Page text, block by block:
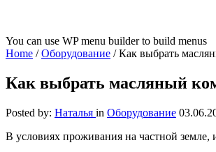
You can use WP menu builder to build menus
Home /Оборудование /Как выбрать
Как выбрать масляный
Posted by: Наталья in Оборудование
В условиях проживания на частной